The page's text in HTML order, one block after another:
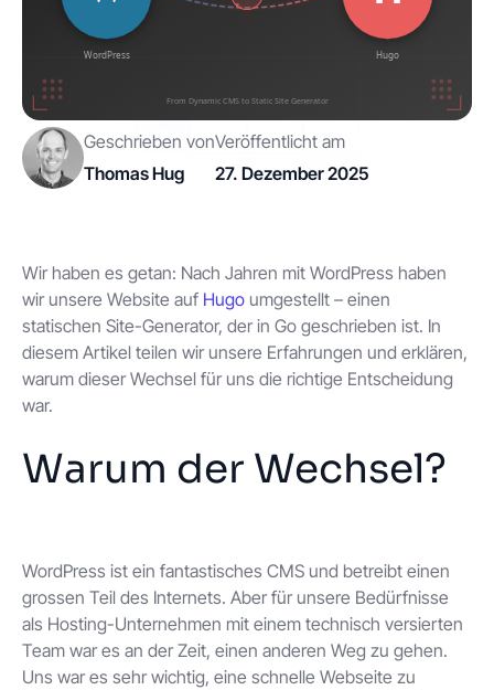
Geschrieben von
Thomas Hug
Veröffentlicht am
27. Dezember 2025
Wir haben es getan: Nach Jahren mit WordPress haben
wir unsere Website auf Hugo umgestellt – einen
statischen Site-Generator, der in Go geschrieben ist. In
diesem Artikel teilen wir unsere Erfahrungen und erklären,
warum dieser Wechsel für uns die richtige Entscheidung
war.
Warum der Wechsel?
WordPress ist ein fantastisches CMS und betreibt einen
grossen Teil des Internets. Aber für unsere Bedürfnisse
als Hosting-Unternehmen mit einem technisch versierten
Team war es an der Zeit, einen anderen Weg zu gehen.
Uns war es sehr wichtig, eine schnelle Webseite zu